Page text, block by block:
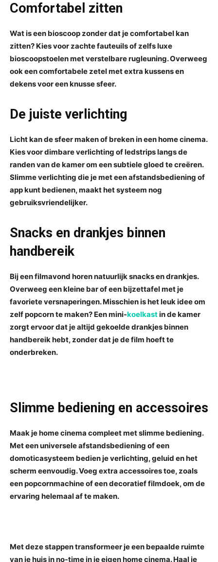
Comfortabel zitten
Wat is een bioscoop zonder dat je comfortabel kan
zitten? Kies voor zachte fauteuils of zelfs luxe
bioscoopstoelen met verstelbare rugleuning. Overweeg
ook een comfortabele zetel met extra kussens en
dekens voor een knusse sfeer.
De juiste verlichting
Licht kan de sfeer maken of breken in een home cinema.
Kies voor dimbare verlichting of ledstrips langs de
randen van de kamer om een subtiele gloed te creëren.
Slimme verlichting die je met een afstandsbediening of
app kunt bedienen, maakt het systeem nog
gebruiksvriendelijker.
Snacks en drankjes binnen
handbereik
Bij een filmavond horen natuurlijk snacks en drankjes.
Overweeg een kleine bar of een bijzettafel met je
favoriete versnaperingen. Misschien is het leuk idee om
zelf popcorn te maken? Een mini-koelkastin de kamer
zorgt ervoor dat je altijd gekoelde drankjes binnen
handbereik hebt, zonder dat je de film hoeft te
onderbreken.
Slimme bediening en accessoires
Maak je home cinema compleet met slimme bediening.
Met een universele afstandsbediening of een
domoticasysteem bedien je verlichting, geluid en het
scherm eenvoudig. Voeg extra accessoires toe, zoals
een popcornmachine of een decoratief filmdoek, om de
ervaring helemaal af te maken.
Met deze stappen transformeer je een bepaalde ruimte
van je huis in no-time in je eigen home cinema. Haal je